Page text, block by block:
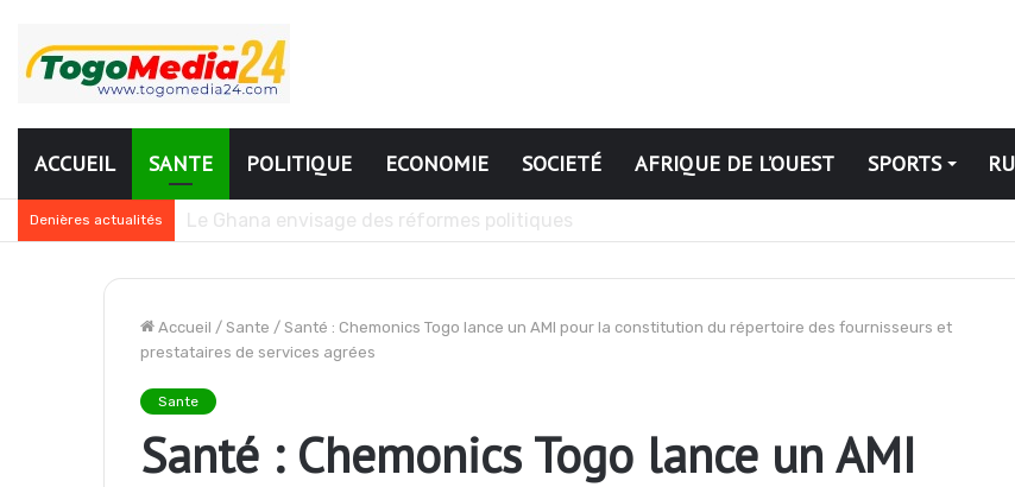
ACCUEIL SANTE POLITIQUE ECONOMIE SOCIETÉ AFRIQUE DE L’OUEST SPORTS
Denières actualités Togo : plusieurs agents de l’administration publique révoqués
Accueil / Sante / Santé : Chemonics Togo lance un AMI pour la constitution du répertoire des fournisseurs et
prestataires de services agrées
Sante
Santé : Chemonics Togo lance un AMI